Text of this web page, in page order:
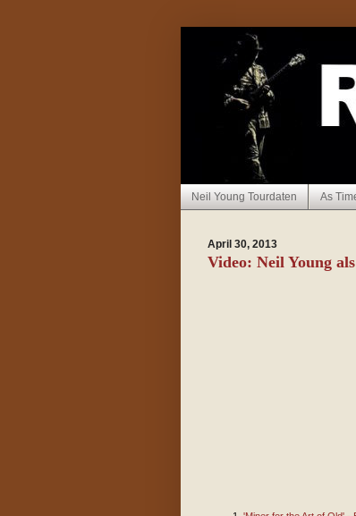
Neil Young Tourdaten As
April 30, 2013
Video: Neil Young